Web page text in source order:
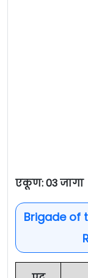
एकूण: 03 जागा
Brigade of